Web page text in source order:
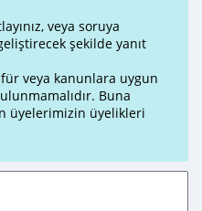
veya soruya
şekilde yanıt
veya kanunlara uygun
Buna
üyelerimizin üyelikleri